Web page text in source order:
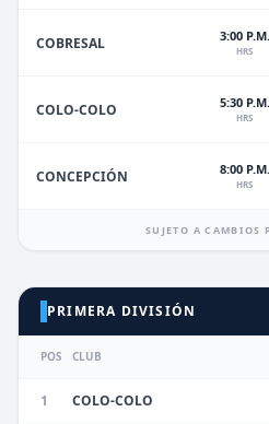
COBRESAL 3:00 P.M.
HRS
COLO-COLO 5:30 P.M.
HRS
CONCEPCIÓN 8:00 P.M.
HRS
SUJETO A CAMBIOS
PRIMERA DIVISIÓN
POS CLUB
1 COLO-COLO